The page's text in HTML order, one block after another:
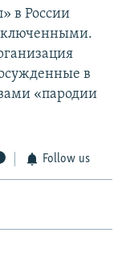
в России
в
«пародии
Follow us